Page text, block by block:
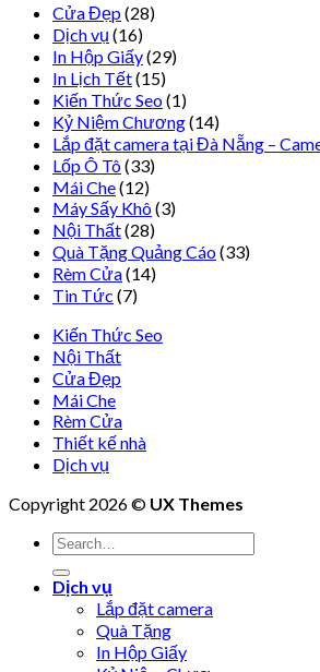
Cửa Đẹp(28)
Dịch vụ (16)
In Hộp Giấy(29)
In Lịch Tết(15)
Kiến Thức Seo(1)
Kỷ Niệm Chương(14)
Lắp đặt camera tại Đà Nẵng –
Lốp Ô Tô(33)
Mái Che(12)
Máy Sấy Khô(3)
Nội Thất(28)
Quà Tặng Quảng Cáo(33)
Rèm Cửa(14)
Tin Tức (7)
Kiến Thức Seo
Nội Thất
Cửa Đẹp
Mái Che
Rèm Cửa
Thiết kế nhà
Dịch vụ
Copyright 2026 © UX Themes
Dịch vụ
Lắp đặt camera
Quà Tặng
In Hộp Giấy